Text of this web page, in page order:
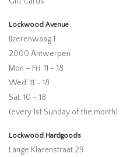
Lockwood Avenue
IJzerenwaag 1
2000 Antwerpen
Mon – Fri: 11 – 18
Wed: 11 – 18
Sat: 10 – 18
(every 1st Sunday of the month)
Lockwood Hardgoods
Lange Klarenstraat 29